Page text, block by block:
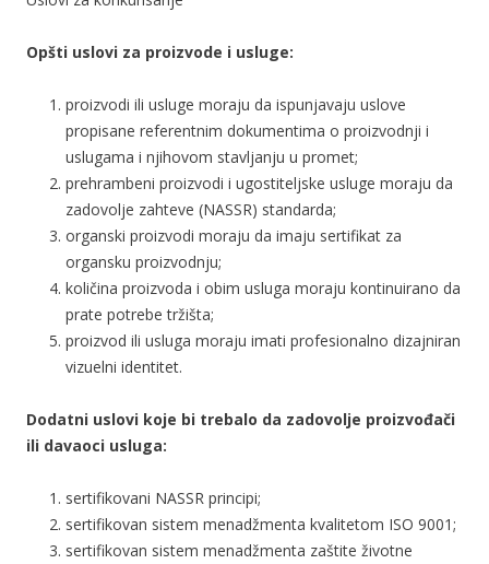
Opšti uslovi za proizvode i usluge:
proizvodi ili usluge moraju da ispunjavaju uslove
propisane referentnim dokumentima o proizvodnji i
uslugama i njihovom stavljanju u promet;
prehrambeni proizvodi i ugostiteljske usluge moraju da
zadovolje zahteve (NASSR) standarda;
organski proizvodi moraju da imaju sertifikat za
organsku proizvodnju;
količina proizvoda i obim usluga moraju kontinuirano da
prate potrebe tržišta;
proizvod ili usluga moraju imati profesionalno dizajniran
vizuelni identitet.
Dodatni uslovi koje bi trebalo da zadovolje proizvođači
ili davaoci usluga:
sertifikovani NASSR principi;
sertifikovan sistem menadžmenta kvalitetom ISO 9001;
sertifikovan sistem menadžmenta zaštite životne